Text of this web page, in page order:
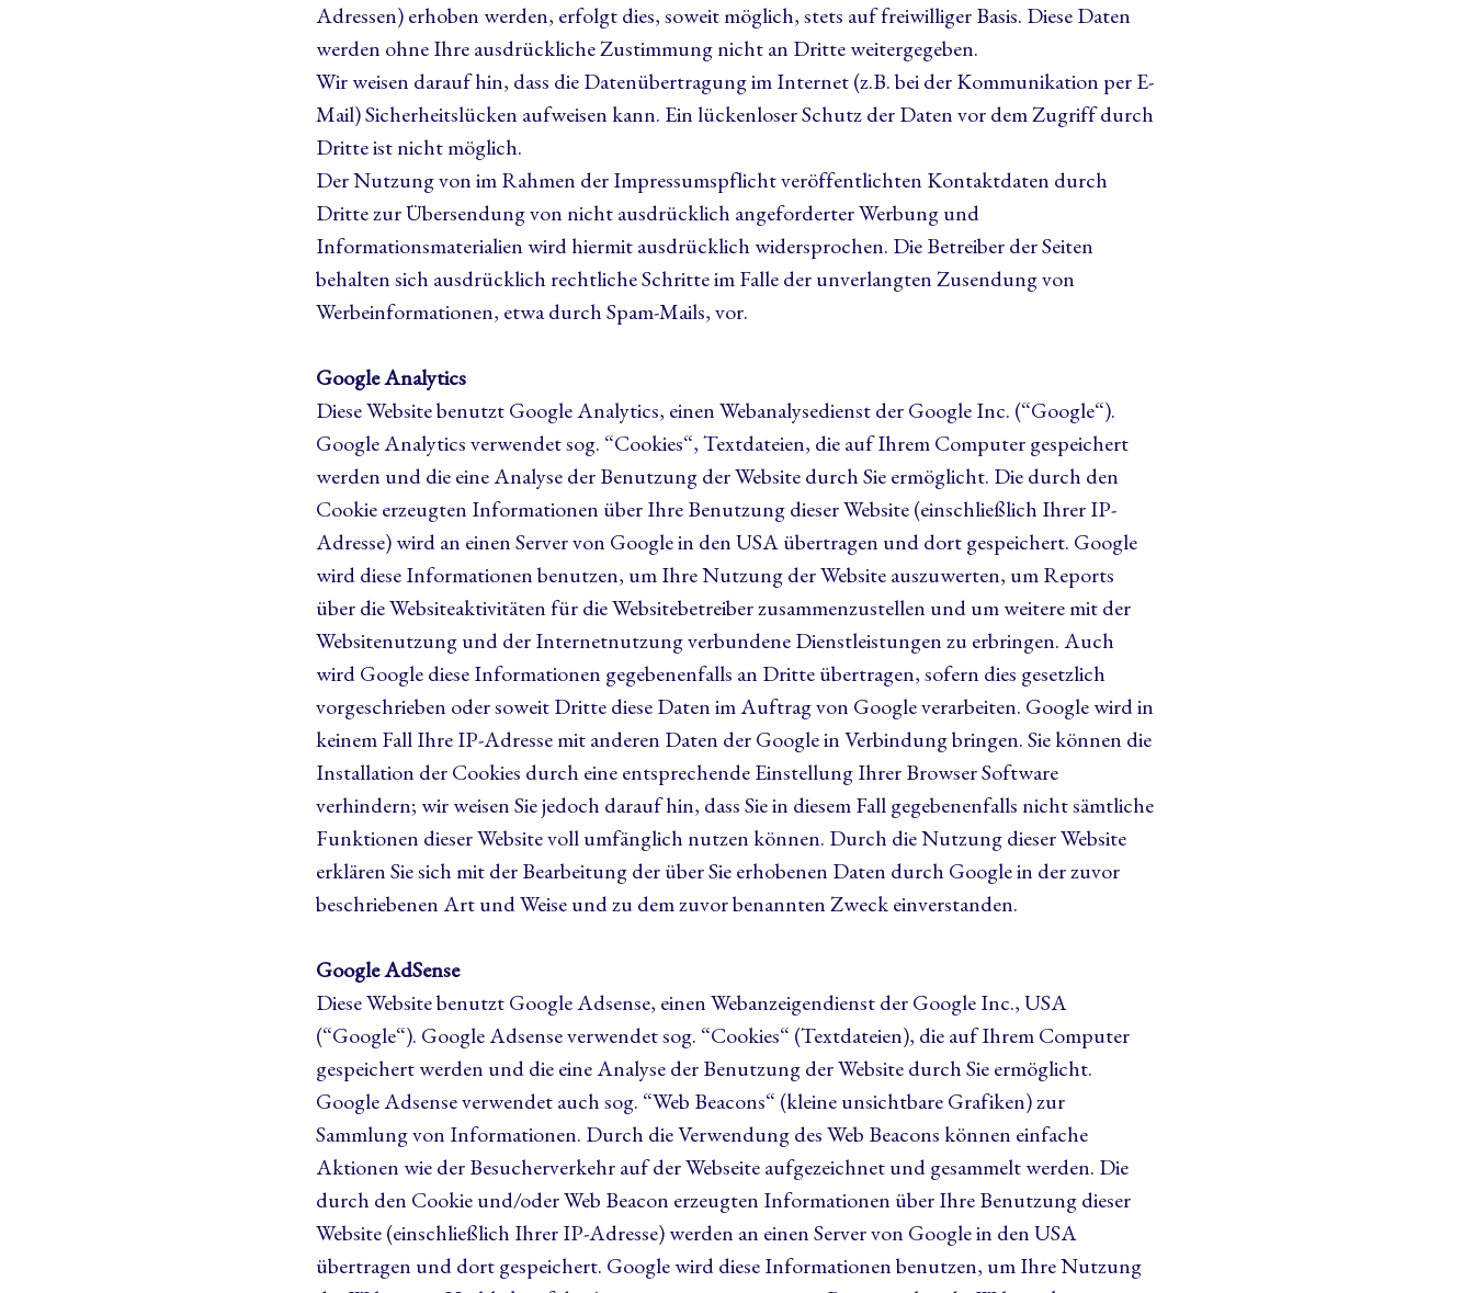
Adressen) erhoben werden, erfolgt dies, soweit möglich, stets auf freiwilliger Basis. Diese Daten
werden ohne Ihre ausdrückliche Zustimmung nicht an Dritte weitergegeben.
Wir weisen darauf hin, dass die Datenübertragung im Internet (z.B. bei der Kommunikation per E-
Mail) Sicherheitslücken aufweisen kann. Ein lückenloser Schutz der Daten vor dem Zugriff durch
Dritte ist nicht möglich.
Der Nutzung von im Rahmen der Impressumspflicht veröffentlichten Kontaktdaten durch
Dritte zur Übersendung von nicht ausdrücklich angeforderter Werbung und
Informationsmaterialien wird hiermit ausdrücklich widersprochen. Die Betreiber der Seiten
behalten sich ausdrücklich rechtliche Schritte im Falle der unverlangten Zusendung von
Werbeinformationen, etwa durch Spam-Mails, vor.
Google Analytics
Diese Website benutzt Google Analytics, einen Webanalysedienst der Google Inc. (“Google“).
Google Analytics verwendet sog. “Cookies“, Textdateien, die auf Ihrem Computer gespeichert
werden und die eine Analyse der Benutzung der Website durch Sie ermöglicht. Die durch den
Cookie erzeugten Informationen über Ihre Benutzung dieser Website (einschließlich Ihrer IP-
Adresse) wird an einen Server von Google in den USA übertragen und dort gespeichert. Google
wird diese Informationen benutzen, um Ihre Nutzung der Website auszuwerten, um Reports
über die Websiteaktivitäten für die Websitebetreiber zusammenzustellen und um weitere mit der
Websitenutzung und der Internetnutzung verbundene Dienstleistungen zu erbringen. Auch
wird Google diese Informationen gegebenenfalls an Dritte übertragen, sofern dies gesetzlich
vorgeschrieben oder soweit Dritte diese Daten im Auftrag von Google verarbeiten. Google wird in
keinem Fall Ihre IP-Adresse mit anderen Daten der Google in Verbindung bringen. Sie können die
Installation der Cookies durch eine entsprechende Einstellung Ihrer Browser Software
verhindern; wir weisen Sie jedoch darauf hin, dass Sie in diesem Fall gegebenenfalls nicht sämtliche
Funktionen dieser Website voll umfänglich nutzen können. Durch die Nutzung dieser Website
erklären Sie sich mit der Bearbeitung der über Sie erhobenen Daten durch Google in der zuvor
beschriebenen Art und Weise und zu dem zuvor benannten Zweck einverstanden.
Google AdSense
Diese Website benutzt Google Adsense, einen Webanzeigendienst der Google Inc., USA
(“Google“). Google Adsense verwendet sog. “Cookies“ (Textdateien), die auf Ihrem Computer
gespeichert werden und die eine Analyse der Benutzung der Website durch Sie ermöglicht.
Google Adsense verwendet auch sog. “Web Beacons“ (kleine unsichtbare Grafiken) zur
Sammlung von Informationen. Durch die Verwendung des Web Beacons können einfache
Aktionen wie der Besucherverkehr auf der Webseite aufgezeichnet und gesammelt werden. Die
durch den Cookie und/oder Web Beacon erzeugten Informationen über Ihre Benutzung dieser
Website (einschließlich Ihrer IP-Adresse) werden an einen Server von Google in den USA
übertragen und dort gespeichert. Google wird diese Informationen benutzen, um Ihre Nutzung